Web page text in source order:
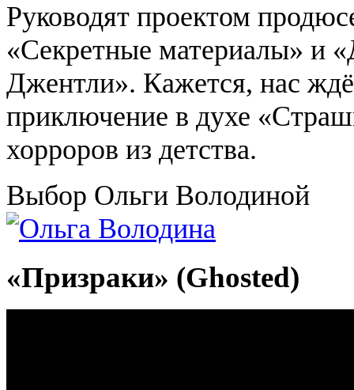
Руководят проектом
«Секретные материалы» и
Джентли». Кажется, нас
приключение в духе
хорроров из детства.
Выбор Ольги Володиной
«Призраки» (Ghosted)